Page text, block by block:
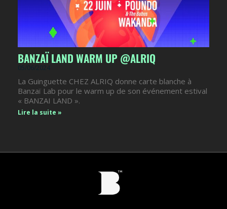
BANZAÏ LAND WARM UP @ALRIQ
05/06/2024
La Guinguette CHEZ ALRIQ donne carte blanche à
Banzaï Lab pour le warm up de son événement estival
« BANZAI LAND ».
Lire la suite »